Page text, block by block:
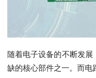
随着电子设备的不断发
缺的核心部件之一。而电